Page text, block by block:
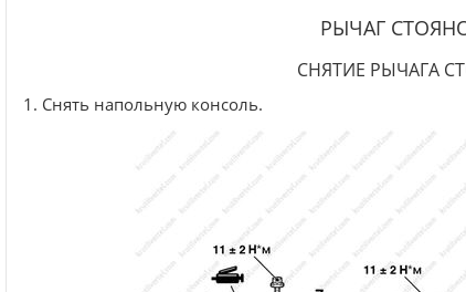
РЫЧАГ
СНЯТИЕ РЫЧАГА
1. Снять напольную консоль.